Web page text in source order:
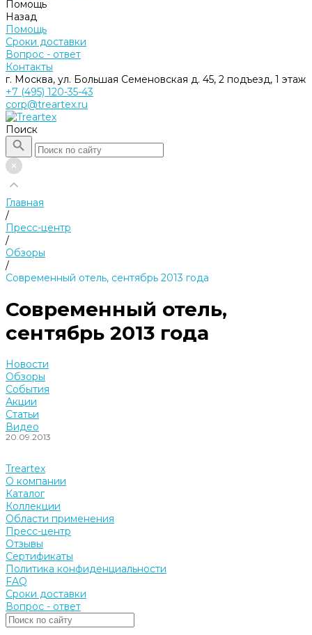
Помощь
Назад
Помощь
Сроки доставки
Вопрос - ответ
Контакты
г. Москва, ул. Большая Семеновская д. 45, 2 подъезд, 1 этаж
+7 (495) 120-35-43
corp@treartex.ru
Поиск
Главная
/
Пресс-центр
/
Обзоры
/
Современный отель, сентябрь 2013 года
Современный отель,
сентябрь 2013 года
Новости
Обзоры
События
Акции
Статьи
Видео
20.09.2013
Treartex
О компании
Каталог
Коллекции
Области применения
Пресс-центр
Отзывы
Сертификаты
Политика конфиденциальности
FAQ
Сроки доставки
Вопрос - ответ